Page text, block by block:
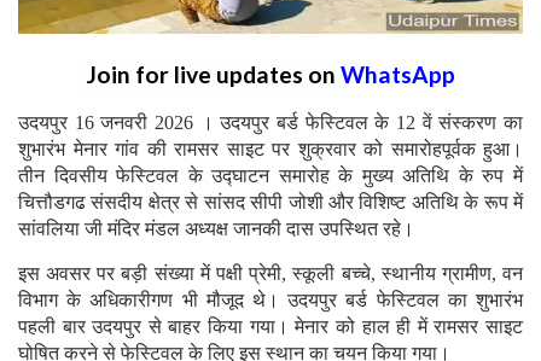
Join for live updates on WhatsApp
उदयपुर 16 जनवरी 2026 । उदयपुर बर्ड फेस्टिवल के 12 वें संस्करण का
शुभारंभ मेनार गांव की रामसर साइट पर शुक्रवार को समारोहपूर्वक हुआ।
तीन दिवसीय फेस्टिवल के उद्घाटन समारोह के मुख्य अतिथि के रुप में
चित्तौडगढ संसदीय क्षेत्र से सांसद सीपी जोशी और विशिष्ट अतिथि के रूप में
सांवलिया जी मंदिर मंडल अध्यक्ष जानकी दास उपस्थित रहे।
इस अवसर पर बड़ी संख्या में पक्षी प्रेमी, स्कूली बच्चे, स्थानीय ग्रामीण, वन
विभाग के अधिकारीगण भी मौजूद थे। उदयपुर बर्ड फेस्टिवल का शुभारंभ
पहली बार उदयपुर से बाहर किया गया। मेनार को हाल ही में रामसर साइट
घोषित करने से फेस्टिवल के लिए इस स्थान का चयन किया गया।